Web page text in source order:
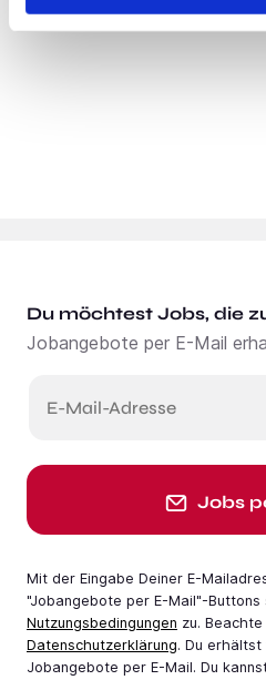
Du möchtest Jobs, die
Jobangebote per E-Mail
E-Mail-Adresse
Jobs
Mit der Eingabe Deiner E-
"Jobangebote per E-Mail"-Buttons
Nutzungsbedingungen zu.
Datenschutzerklärung. Du erhältst
Jobangebote per E-Mail. Du